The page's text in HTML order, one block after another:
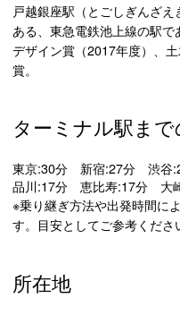
戸越銀座駅（とごしぎんざ
ある、東急電鉄池上線の駅
デザイン賞（2017年度）、
賞。
ターミナル駅ま
東京:30分 新宿:27分 渋谷
品川:17分 恵比寿:17分 大
※乗り継ぎ方法や出発時間に
す。目安としてご参考くださ
所在地